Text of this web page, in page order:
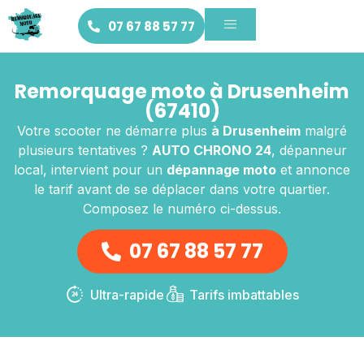
07 67 88 57 77
Remorquage moto à Drusenheim
(67410)
Votre scooter ne démarre plus à Drusenheim malgré
plusieurs tentatives ? AUTO CHRONO 24, dépanneur
local, intervient pour un dépannage moto et annonce
le tarif avant de se déplacer dans votre quartier.
Composez le numéro ci-dessus.
07 67 88 57 77
Ultra-rapide Tarifs imbattables